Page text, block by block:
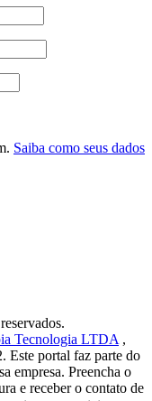
Saiba como seus dados
Tecnologia LTDA ,
Este portal faz parte do
empresa. Preencha o
e receber o contato de